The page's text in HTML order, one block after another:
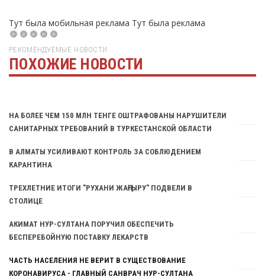
Тут была мобильная реклама Тут была реклама
РЕКОМЕНДУЕМЫЕ НОВОСТИ
ПОХОЖИЕ НОВОСТИ
Тут была реклама
НА БОЛЕЕ ЧЕМ 150 МЛН ТЕНГЕ ОШТРАФОВАНЫ НАРУШИТЕЛИ
САНИТАРНЫХ ТРЕБОВАНИЙ В ТУРКЕСТАНСКОЙ ОБЛАСТИ
В АЛМАТЫ УСИЛИВАЮТ КОНТРОЛЬ ЗА СОБЛЮДЕНИЕМ
КАРАНТИНА
ТРЕХЛЕТНИЕ ИТОГИ "РУХАНИ ЖАҢҒЫРУ" ПОДВЕЛИ В
СТОЛИЦЕ
АКИМАТ НУР-СУЛТАНА ПОРУЧИЛ ОБЕСПЕЧИТЬ
БЕСПЕРЕБОЙНУЮ ПОСТАВКУ ЛЕКАРСТВ
ЧАСТЬ НАСЕЛЕНИЯ НЕ ВЕРИТ В СУЩЕСТВОВАНИЕ
КОРОНАВИРУСА - ГЛАВНЫЙ САНВРАЧ НУР-СУЛТАНА